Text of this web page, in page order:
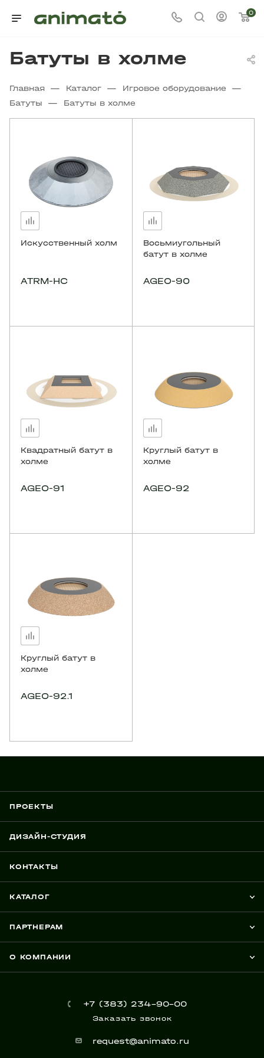
0
Батуты в холме
Главная — Каталог — Игровое оборудование —
Батуты — Батуты в холме
Искусственный холм
ATRM-HC
Восьмиугольный
батут в холме
AGEO-90
Квадратный батут в
холме
AGEO-91
Круглый батут в
холме
AGEO-92
Круглый батут в
холме
AGEO-92.1
ПРОЕКТЫ
ДИЗАЙН-СТУДИЯ
КОНТАКТЫ
КАТАЛОГ
ПАРТНЕРАМ
О КОМПАНИИ
+7 (383) 234-90-00
Заказать звонок
request@animato.ru